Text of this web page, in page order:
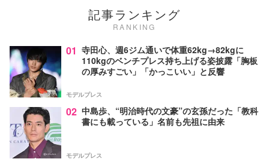
記事ランキング
RANKING
01 寺田心、週6ジム通いで体重62kg→82kgに
110kgのベンチプレス持ち上げる姿披露「胸板
の厚みすごい」「かっこいい」と反響
モデルプレス
02 中島歩、“明治時代の文豪”の玄孫だった「教科
書にも載っている」名前も先祖に由来
モデルプレス